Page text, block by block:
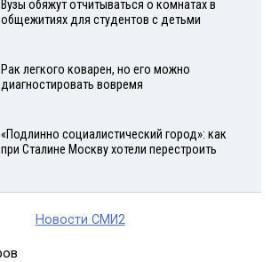
Вузы обяжут отчитываться о комнатах в
общежитиях для студентов с детьми
Рак легкого коварен, но его можно
диагностировать вовремя
«Подлинно социалистический город»: как
при Сталине Москву хотели перестроить
Новости СМИ2